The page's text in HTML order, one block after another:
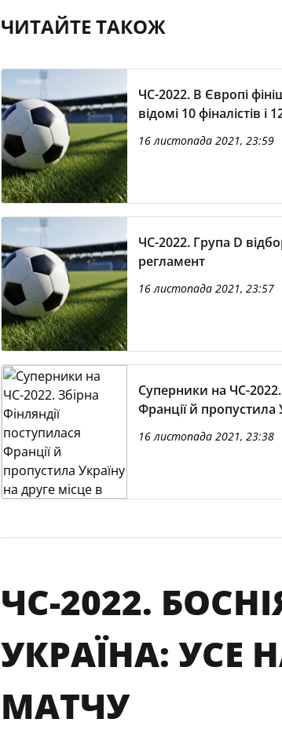
ЧИТАЙТЕ ТАКОЖ
ЧС-2022. В Європі
відомі 10 фіналістів
16 листопада 2021, 23:59
ЧС-2022. Група D
регламент
16 листопада 2021, 23:57
Суперники на ЧС-2022.
Франції й пропустила
16 листопада 2021, 23:38
ЧС-2022.
УКРАЇНА: УСЕ
МАТЧУ